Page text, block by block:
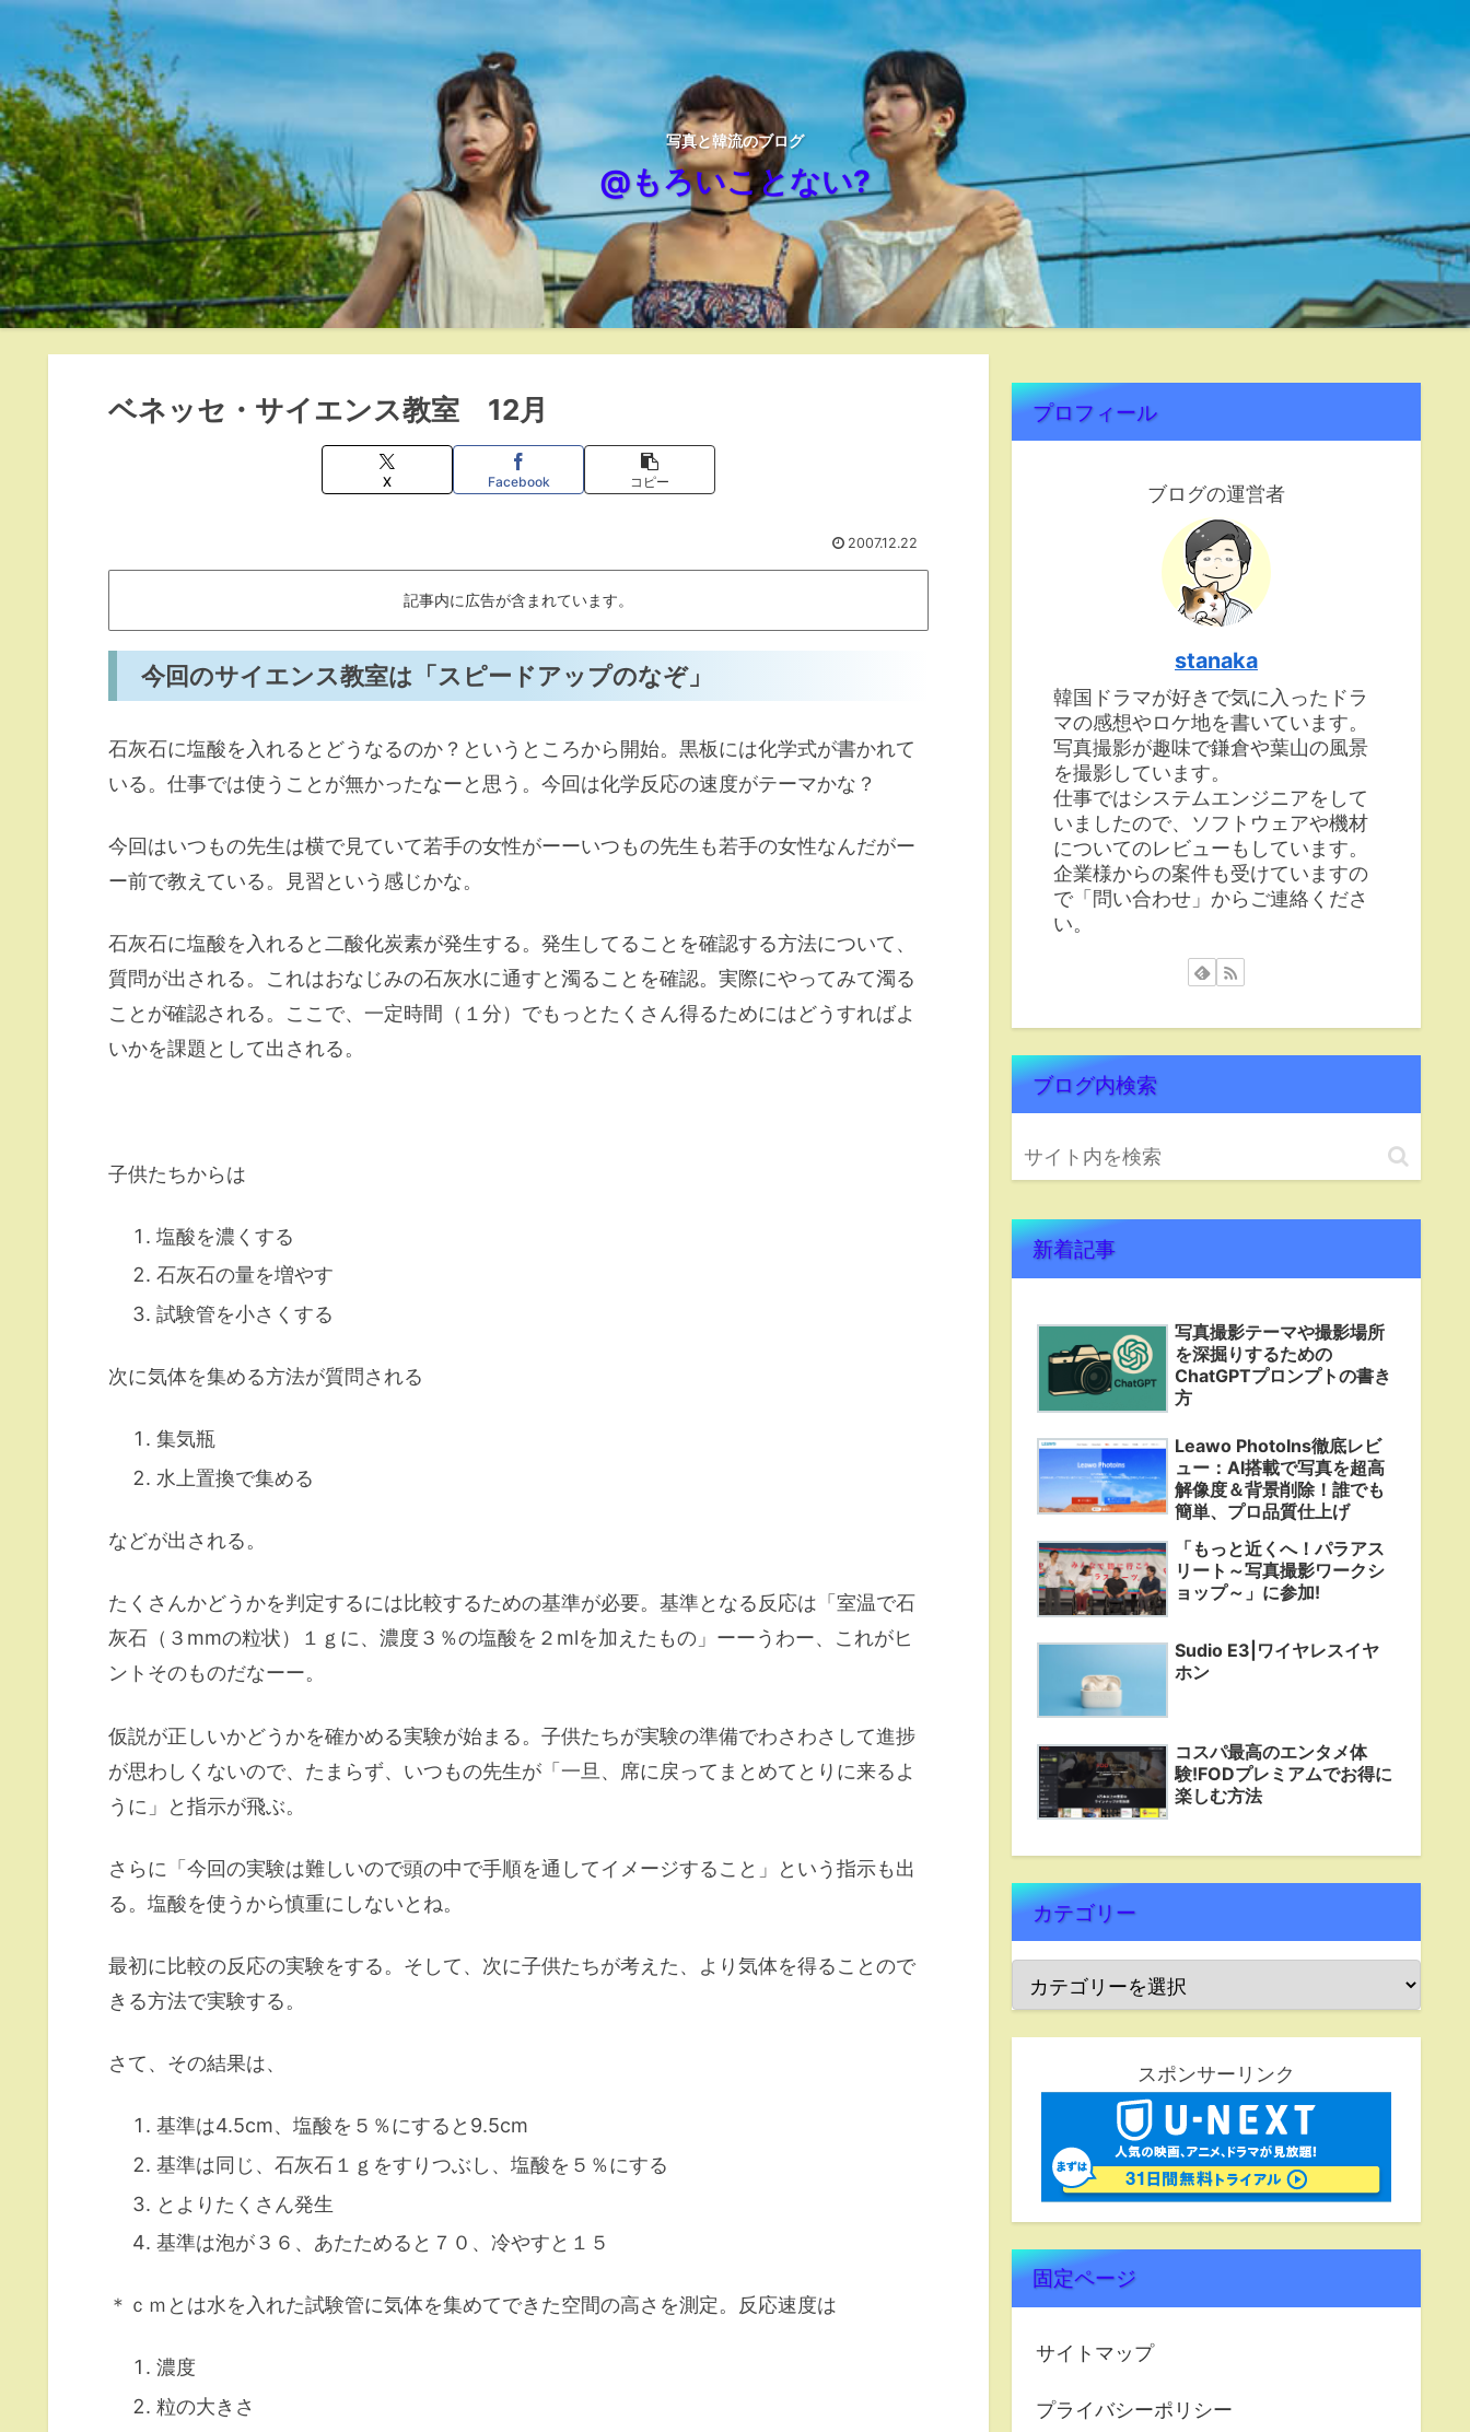
写真と韓流のブログ
@もろいことない?
ベネッセ・サイエンス教室 12月
X Facebook コピー
2007.12.22
記事内に広告が含まれています。
今回のサイエンス教室は「スピードアップのなぞ」
石灰石に塩酸を入れるとどうなるのか？というところから開始。黒板には化学式が書かれて
いる。仕事では使うことが無かったなーと思う。今回は化学反応の速度がテーマかな？
今回はいつもの先生は横で見ていて若手の女性がーーいつもの先生も若手の女性なんだがー
ー前で教えている。見習という感じかな。
石灰石に塩酸を入れると二酸化炭素が発生する。発生してることを確認する方法について、
質問が出される。これはおなじみの石灰水に通すと濁ることを確認。実際にやってみて濁る
ことが確認される。ここで、一定時間（１分）でもっとたくさん得るためにはどうすればよ
いかを課題として出される。
子供たちからは
塩酸を濃くする
石灰石の量を増やす
試験管を小さくする
次に気体を集める方法が質問される
集気瓶
水上置換で集める
などが出される。
たくさんかどうかを判定するには比較するための基準が必要。基準となる反応は「室温で石
灰石（３mmの粒状）１ｇに、濃度３％の塩酸を２mlを加えたもの」ーーうわー、これがヒ
ントそのものだなーー。
仮説が正しいかどうかを確かめる実験が始まる。子供たちが実験の準備でわさわさして進捗
が思わしくないので、たまらず、いつもの先生が「一旦、席に戻ってまとめてとりに来るよ
うに」と指示が飛ぶ。
さらに「今回の実験は難しいので頭の中で手順を通してイメージすること」という指示も出
る。塩酸を使うから慎重にしないとね。
最初に比較の反応の実験をする。そして、次に子供たちが考えた、より気体を得ることので
きる方法で実験する。
さて、その結果は、
基準は4.5cm、塩酸を５％にすると9.5cm
基準は同じ、石灰石１ｇをすりつぶし、塩酸を５％にする
とよりたくさん発生
基準は泡が３６、あたためると７０、冷やすと１５
＊ｃｍとは水を入れた試験管に気体を集めてできた空間の高さを測定。反応速度は
濃度
粒の大きさ
プロフィール
ブログの運営者
stanaka
韓国ドラマが好きで気に入ったドラ
マの感想やロケ地を書いています。
写真撮影が趣味で鎌倉や葉山の風景
を撮影しています。
仕事ではシステムエンジニアをして
いましたので、ソフトウェアや機材
についてのレビューもしています。
企業様からの案件も受けていますの
で「問い合わせ」からご連絡くださ
い。
ブログ内検索
新着記事
写真撮影テーマや撮影場所
を深掘りするための
ChatGPTプロンプトの書き
方
Leawo PhotoIns徹底レビ
ュー：AI搭載で写真を超高
解像度＆背景削除！誰でも
簡単、プロ品質仕上げ
「もっと近くへ！パラアス
リート～写真撮影ワークシ
ョップ～」に参加!
Sudio E3|ワイヤレスイヤ
ホン
コスパ最高のエンタメ体
験!FODプレミアムでお得に
楽しむ方法
カテゴリー
スポンサーリンク
固定ページ
サイトマップ
プライバシーポリシー